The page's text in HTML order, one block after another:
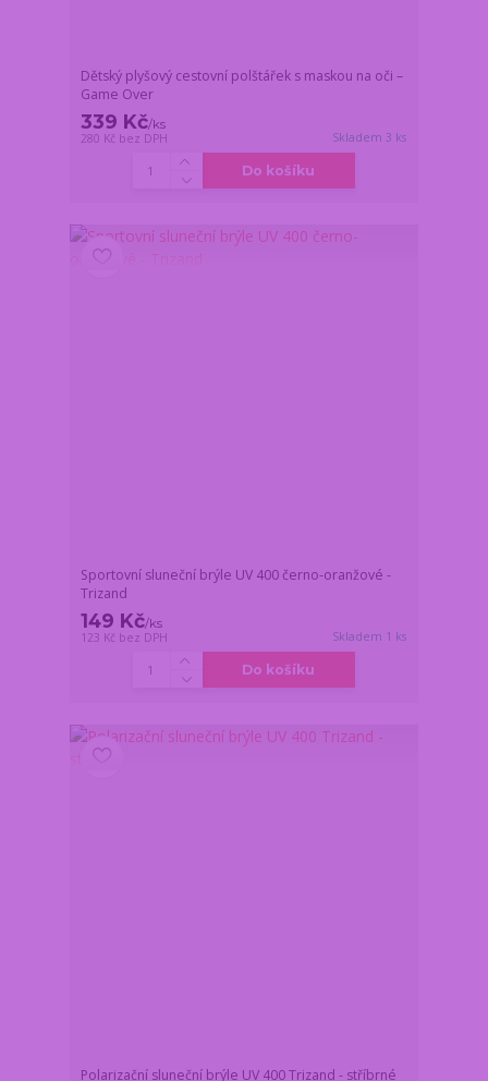
Dětský plyšový cestovní polštářek s maskou na oči –
Game Over
339 Kč/ks
280 Kč bez DPH Skladem 3 ks
Do košíku
Sportovní sluneční brýle UV 400 černo-oranžové -
Trizand
149 Kč/ks
123 Kč bez DPH Skladem 1 ks
Do košíku
Polarizační sluneční brýle UV 400 Trizand - stříbrné